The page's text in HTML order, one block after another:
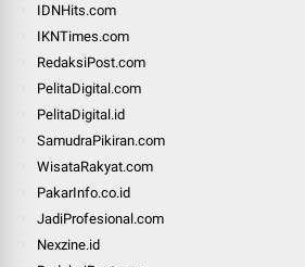
IDNHits.com
IKNTimes.com
RedaksiPost.com
PelitaDigital.com
PelitaDigital.id
SamudraPikiran.com
WisataRakyat.com
PakarInfo.co.id
JadiProfesional.com
Nexzine.id